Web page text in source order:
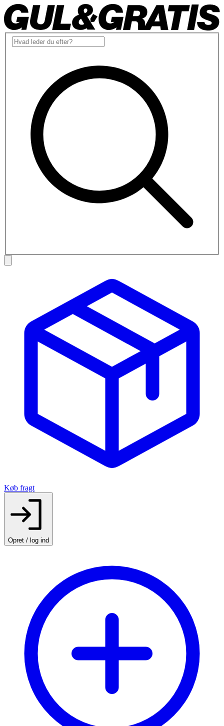
Køb fragt
Opret / log ind